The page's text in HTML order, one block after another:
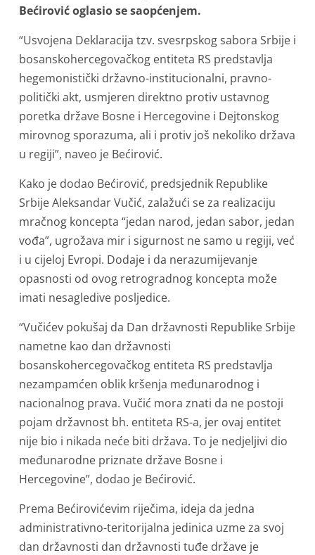
Bećirović oglasio se saopćenjem.
“Usvojena Deklaracija tzv. svesrpskog sabora Srbije i
bosanskohercegovačkog entiteta RS predstavlja
hegemonistički državno-institucionalni, pravno-
politički akt, usmjeren direktno protiv ustavnog
poretka države Bosne i Hercegovine i Dejtonskog
mirovnog sporazuma, ali i protiv još nekoliko država
u regiji”, naveo je Bećirović.
Kako je dodao Bećirović, predsjednik Republike
Srbije Aleksandar Vučić, zalažući se za realizaciju
mračnog koncepta “jedan narod, jedan sabor, jedan
vođa”, ugrožava mir i sigurnost ne samo u regiji, već
i u cijeloj Evropi. Dodaje i da nerazumijevanje
opasnosti od ovog retrogradnog koncepta može
imati nesagledive posljedice.
“Vučićev pokušaj da Dan državnosti Republike Srbije
nametne kao dan državnosti
bosanskohercegovačkog entiteta RS predstavlja
nezampamćen oblik kršenja međunarodnog i
nacionalnog prava. Vučić mora znati da ne postoji
pojam državnost bh. entiteta RS-a, jer ovaj entitet
nije bio i nikada neće biti država. To je nedjeljivi dio
međunarodne priznate države Bosne i
Hercegovine”, dodao je Bećirović.
Prema Bećirovićevim riječima, ideja da jedna
administrativno-teritorijalna jedinica uzme za svoj
dan državnosti dan državnosti tuđe države je